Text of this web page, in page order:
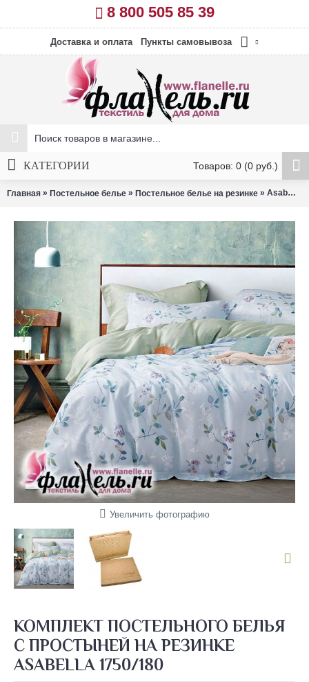
8 800 505 85 39
Доставка и оплата Пункты самовывоза
Товаров: 0 (0 руб.)
КАТЕГОРИИ
Главная » Постельное белье » Постельное белье на резинке » Asabella 1750/180 (на резинке)
Увеличить фотографию
КОМПЛЕКТ ПОСТЕЛЬНОГО БЕЛЬЯ
С ПРОСТЫНЕЙ НА РЕЗИНКЕ
ASABELLA 1750/180